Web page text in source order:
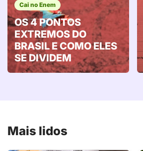
Cai no Enem
OS 4 PONTOS
EXTREMOS DO
BRASIL E COMO ELES
SE DIVIDEM
Mais lidos